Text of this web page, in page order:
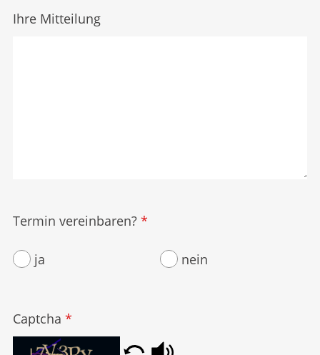
Ihre Mitteilung
Termin vereinbaren? *
ja nein
Captcha *